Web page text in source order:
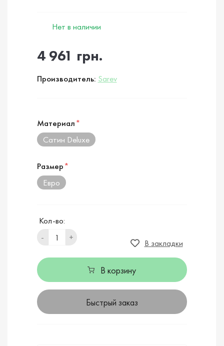
Нет в наличии
4 961 грн.
Производитель: Sarev
Материал*
Сатин Deluxe
Размер*
Евро
Кол-во:
-
+
В закладки
В корзину
Быстрый заказ